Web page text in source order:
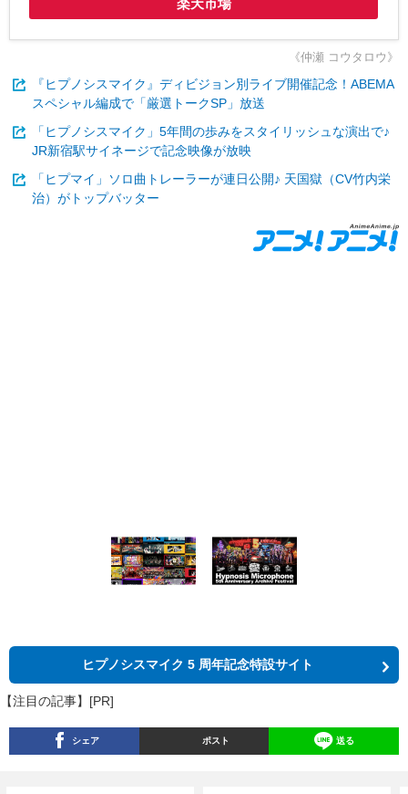
楽天市場
《仲瀬 コウタロウ》
『ヒプノシスマイク』ディビジョン別ライブ開催記念！ABEMA
スペシャル編成で「厳選トークSP」放送
「ヒプノシスマイク」5年間の歩みをスタイリッシュな演出で♪
JR新宿駅サイネージで記念映像が放映
「ヒプマイ」ソロ曲トレーラーが連日公開♪ 天国獄（CV竹内栄
治）がトップバッター
ヒプノシスマイク 5 周年記念特設サイト
【注目の記事】[PR]
シェア ポスト 送る